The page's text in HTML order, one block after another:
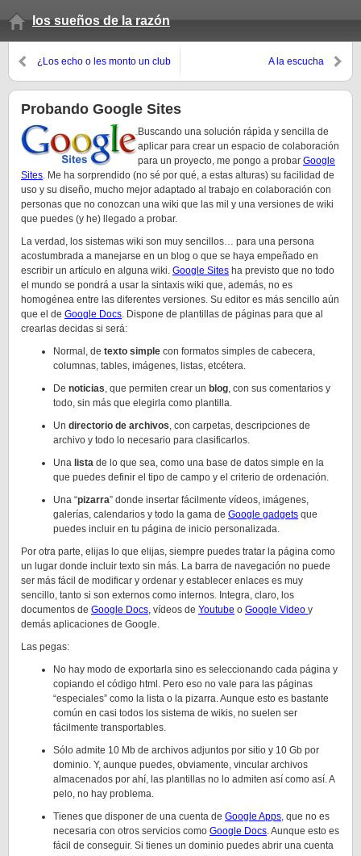
los sueños de la razón
¿Los echo o les monto un club
A la escucha
Probando Google Sites
Buscando una solución rápìda y sencilla de
aplicar para crear un espacio de colaboración
para un proyecto, me pongo a probar Google
Sites. Me ha sorprendido (no sé por qué, a estas alturas) su facilidad de
uso y su diseño, mucho mejor adaptado al trabajo en colaboración con
personas que no conozcan una wiki que las mil y una versiones de wiki
que puedes (y he) llegado a probar.
La verdad, los sistemas wiki son muy sencillos… para una persona
acostumbrada a manejarse en un blog o que se haya empeñado en
escribir un artículo en alguna wiki. Google Sites ha previsto que no todo
el mundo se pondrá a usar la sintaxis wiki que, además, no es
homogénea entre las diferentes versiones. Su editor es más sencillo aún
que el de Google Docs. Dispone de plantillas de páginas para que al
crearlas decidas si será:
Normal, de texto simple con formatos simples de cabecera,
columnas, tables, imágenes, listas, etcétera.
De noticias, que permiten crear un blog, con sus comentarios y
todo, sin más que elegirla como plantilla.
Un directorio de archivos, con carpetas, descripciones de
archivo y todo lo necesario para clasificarlos.
Una lista de lo que sea, como una base de datos simple en la
que puedes definir el tipo de campo y el criterio de ordenación.
Una “pizarra” donde insertar fácilmente vídeos, imágenes,
galerías, calendarios y todo la gama de Google gadgets que
puedes incluir en tu página de inicio personalizada.
Por otra parte, elijas lo que elijas, siempre puedes tratar la página como
un lugar donde incluir texto sin más. La barra de navegación no puede
ser más fácil de modificar y ordenar y establecer enlaces es muy
sencillo, tanto si son externos como internos. Integra, claro, los
documentos de Google Docs, vídeos de Youtube o Google Video y
demás aplicaciones de Google.
Las pegas:
No hay modo de exportarla sino es seleccionando cada página y
copiando el código html. Pero eso no vale para las páginas
“especiales” como la lista o la pizarra. Aunque esto es bastante
común en casi todos los sistema de wikis, no suelen ser
fácilmente transportables.
Sólo admite 10 Mb de archivos adjuntos por sitio y 10 Gb por
dominio. Y, aunque puedes, obviamente, vincular archivos
almacenados por ahí, las plantillas no lo admiten así como así. A
pelo, no hay problema.
Tienes que disponer de una cuenta de Google Apps, que no es
necesaria con otros servicios como Google Docs. Aunque esto es
fácil de conseguir. Si tienes un dominio puedes abrir una cuenta